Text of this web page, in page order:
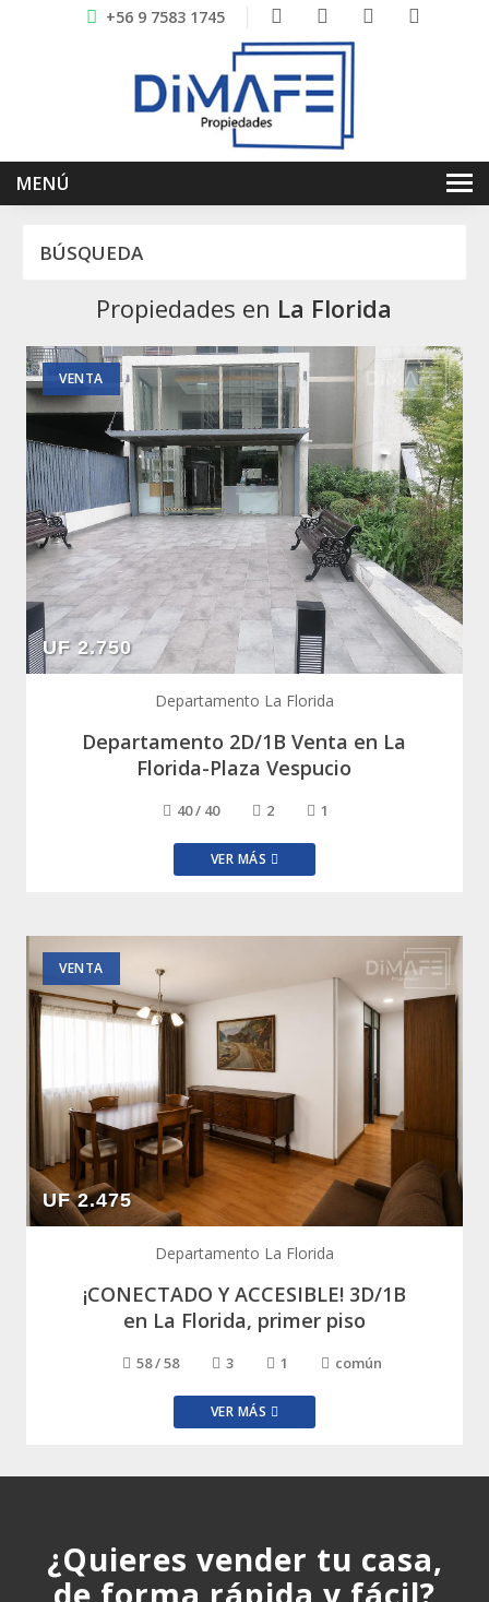
+56 9 7583 1745
MENÚ
NOSOTROS
ARRIENDOS
SERVICIOS
BLOG
CONTACTO
BÚSQUEDA
Propiedades en La Florida
VENTA
UF 2.750
Departamento La Florida
Departamento 2D/1B Venta en La
Florida-Plaza Vespucio
40 / 40 2 1
VER MÁS
VENTA
UF 2.475
Departamento La Florida
¡CONECTADO Y ACCESIBLE! 3D/1B
en La Florida, primer piso
58 / 58 3 1 común
VER MÁS
¿Quieres vender tu casa,